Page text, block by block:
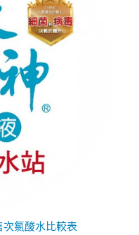
氯酸水比較表